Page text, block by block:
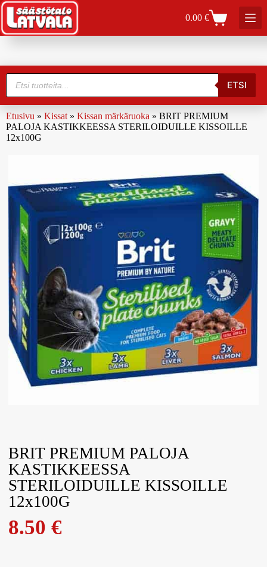
0.00€
ETSI
Etusivu » Kissat » Kissan märkäruoka » BRIT PREMIUM
PALOJA KASTIKKEESSA STERILOIDUILLE KISSOILLE
12x100G
BRIT PREMIUM PALOJA
KASTIKKEESSA
STERILOIDUILLE KISSOILLE
12x100G
8.50€